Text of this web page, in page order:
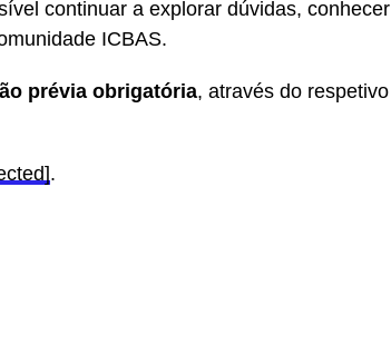
continuar a explorar dúvidas, conhecer
ICBAS.
prévia obrigatória, através do respetivo
.